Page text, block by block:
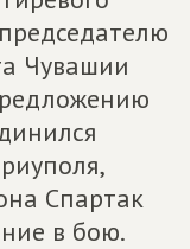
Чувашии
Спартак
в бою.